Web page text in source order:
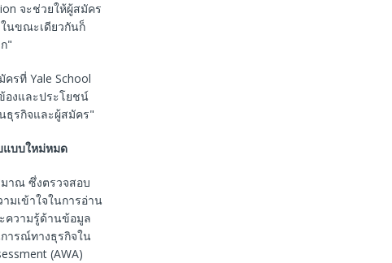
จะช่วยให้ผู้สมัคร
นขณะเดียวกันก็
"
รที่ Yale School
องและประโยชน์
ธุรกิจและผู้สมัคร"
แบบใหม่หมด
มาณ ซึ่งตรวจสอบ
มเข้าใจในการอ่าน
ความรู้ด้านข้อมูล
ารณ์ทางธุรกิจใน
(AWA)